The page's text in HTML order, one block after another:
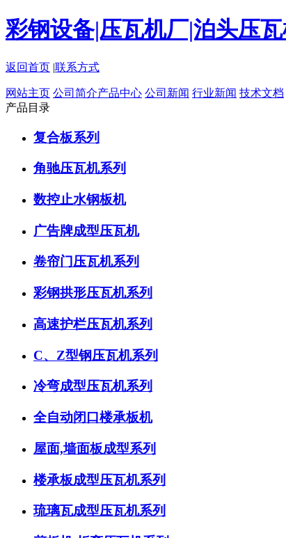
彩钢设备|压瓦机厂|泊头压
返回首页 |联系方式
网站主页 公司简介产品中心 公司新闻 行业新闻 技术文档
产品目录
复合板系列
角驰压瓦机系列
数控止水钢板机
广告牌成型压瓦机
卷帘门压瓦机系列
彩钢拱形压瓦机系列
高速护栏压瓦机系列
C、Z型钢压瓦机系列
冷弯成型压瓦机系列
全自动闭口楼承板机
屋面,墙面板成型系列
楼承板成型压瓦机系列
琉璃瓦成型压瓦机系列